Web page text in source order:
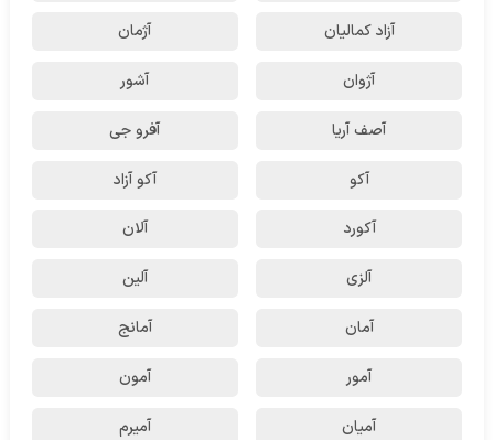
آزاد کمالیان آژمان
آژوان آشور
آصف آریا آفرو جی
آکو آکو آزاد
آکورد آلان
آلزی آلین
آمان آمانج
آمور آمون
آمیان آمیرم